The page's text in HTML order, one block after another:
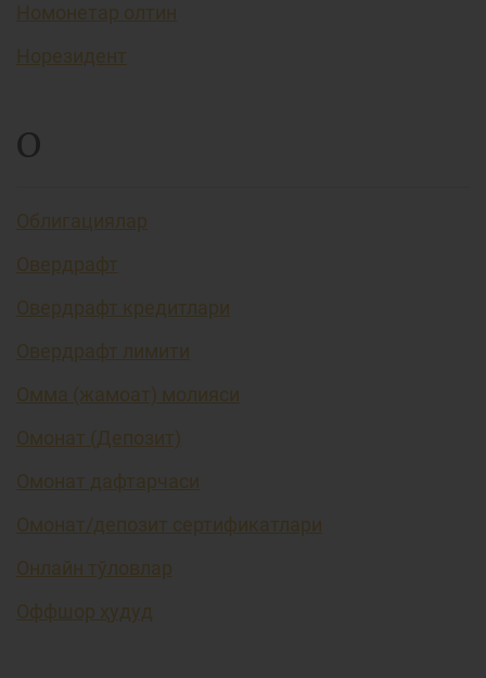
Номонетар олтин
Норезидент
О
Облигациялар
Овердрафт
Овердрафт кредитлари
Овердрафт лимити
Омма (жамоат) молияси
Омонат (Депозит)
Омонат дафтарчаси
Омонат/депозит сертификатлари
Онлайн тўловлар
Оффшор ҳудуд